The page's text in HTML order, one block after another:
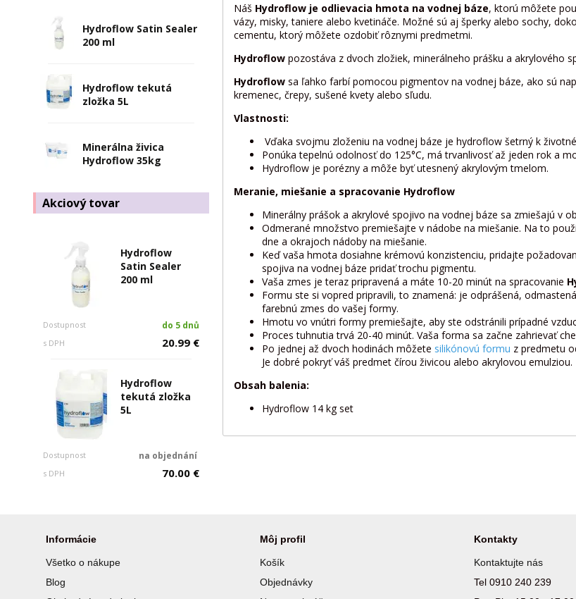
Hydroflow Satin Sealer
200 ml
Hydroflow tekutá
zložka 5L
Minerálna živica
Hydroflow 35kg
Akciový tovar
Hydroflow
Satin Sealer
200 ml
Dostupnost do 5 dnů
s DPH 20.99 €
Hydroflow
tekutá zložka
5L
Dostupnost na objednání
s DPH 70.00 €
Náš Hydroflow je odlievacia hmota na vodnej báze, ktorú môžete
vázy, misky, taniere alebo kvetináče. Možné sú aj šperky alebo sochy,
cementu, ktorý môžete ozdobiť rôznymi predmetmi.
Hydroflowpozostáva z dvoch zložiek, minerálneho prášku a akrylového
Hydroflow sa ľahko farbí pomocou pigmentov na vodnej báze, ako sú
kremenec, črepy, sušené kvety alebo sľudu.
Vlastnosti:
Vďaka svojmu zloženiu na vodnej báze je hydroflow šetrný k
Ponúka tepelnú odolnosť do 125°C, má trvanlivosť až jeden rok a
Hydroflow je porézny a môže byť utesnený akrylovým tmelom.
Meranie, miešanie a spracovanie Hydroflow
Minerálny prášok a akrylové spojivo na vodnej báze sa zmiešajú v
Odmerané množstvo premiešajte v nádobe na miešanie. Na to
dne a okrajoch nádoby na miešanie.
Keď vaša hmota dosiahne krémovú konzistenciu, pridajte
spojiva na vodnej báze pridať trochu pigmentu.
Vaša zmes je teraz pripravená a máte 10-20 minút na spracovanie
Formu ste si vopred pripravili, to znamená: je odprášená,
farebnú zmes do vašej formy.
Hmotu vo vnútri formy premiešajte, aby ste odstránili prípadné
Proces tuhnutia trvá 20-40 minút. Vaša forma sa začne zahrievať
Po jednej až dvoch hodinách môžete silikónovú formu z predmetu
Je dobré pokryť váš predmet čírou živicou alebo akrylovou emulziou.
Obsah balenia:
Hydroflow 14 kg set
Informácie
Všetko o nákupe
Blog
Môj profil
Košík
Objednávky
Kontakty
Kontaktujte nás
Tel 0910 240 239